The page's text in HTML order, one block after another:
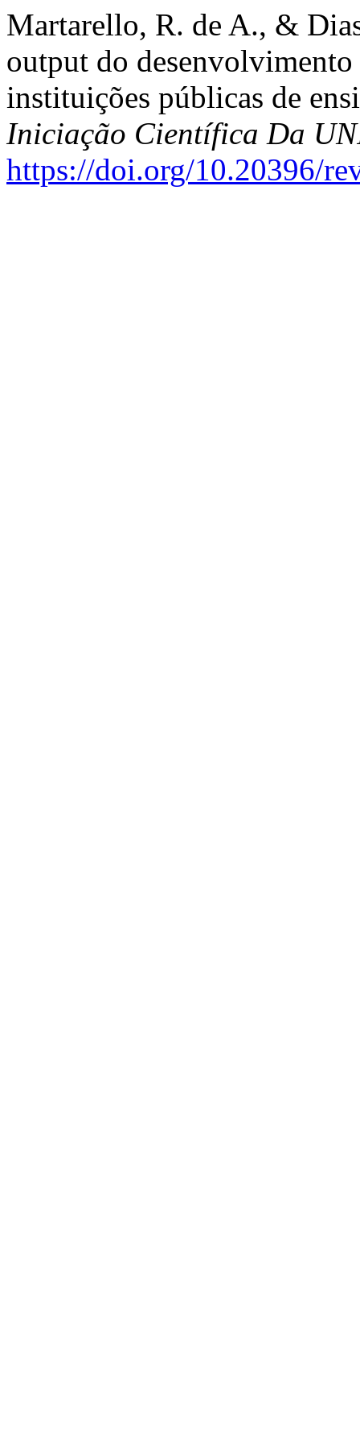
Martarello, R. de A., &
output do
instituições públicas de
Iniciação Científica Da
https://doi.org/10.20396/